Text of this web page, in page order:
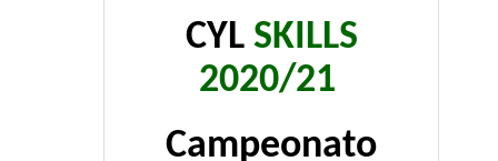
CYL SKILLS
2020/21
Campeonato